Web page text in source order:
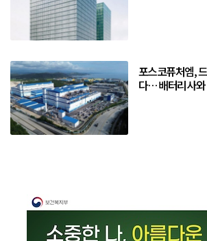
포스코퓨처엠,
다… 배터리사와